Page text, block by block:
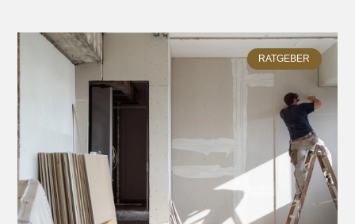
RATGEBER